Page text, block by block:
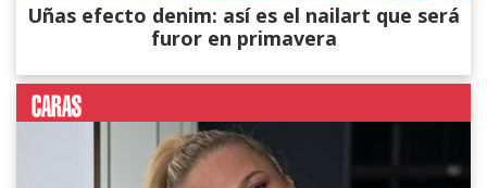
Uñas efecto denim: así es el nailart que será
furor en primavera